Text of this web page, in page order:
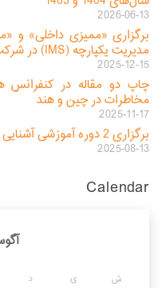
2026-06-13
برگزاری «ممیزی داخلی» و
مدیریت یکپارچه (IMS) در شرکت مهندسین مشاور هندسه پارس
2025-12-15
چاپ دو مقاله در کنفرانس
مخاطرات در چین و هند
2025-11-17
برگزاری 2 دوره آموزشی آشنایی با مفاهیم و الزامات IMS
2025-08-13
Calendar
ش ی د